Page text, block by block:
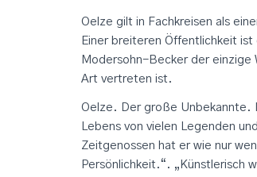
Oelze gilt in Fachkreisen als
Einer breiteren Öffentlichkeit ist
Modersohn-Becker der einzige
Art vertreten ist.
Oelze. Der große Unbekannte.
Lebens von vielen Legenden
Zeitgenossen hat er wie nur
Persönlichkeit.“. „Künstlerisch